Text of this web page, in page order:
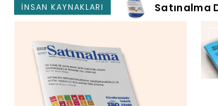
İNSAN KAYNAKLARI Satınalma